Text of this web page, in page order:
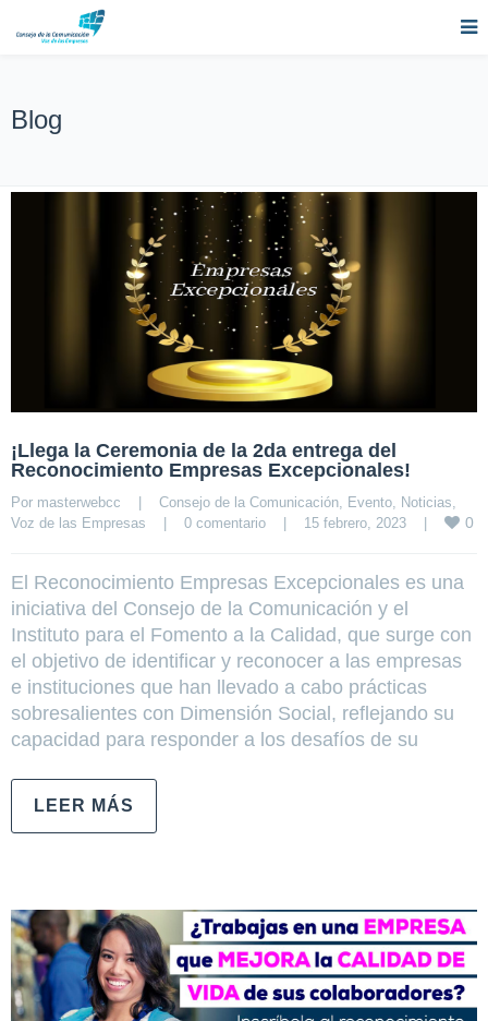
Blog
¡Llega la Ceremonia de la 2da entrega del
Reconocimiento Empresas Excepcionales!
Por masterwebcc | Consejo de la Comunicación Evento Noticias
Voz de las Empresas
| 0 comentario | 15 febrero, 2023 | 0
El Reconocimiento Empresas Excepcionales es una
iniciativa del Consejo de la Comunicación y el
Instituto para el Fomento a la Calidad, que surge con
el objetivo de identificar y reconocer a las empresas
e instituciones que han llevado a cabo prácticas
sobresalientes con Dimensión Social, reflejando su
capacidad para responder a los desafíos de su
LEER MÁS